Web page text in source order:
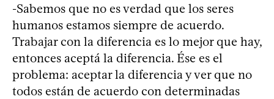
-Sabemos que no es verdad que los seres
humanos estamos siempre de acuerdo.
Trabajar con la diferencia es lo mejor que hay,
entonces aceptá la diferencia. Ése es el
problema: aceptar la diferencia y ver que no
todos están de acuerdo con determinadas